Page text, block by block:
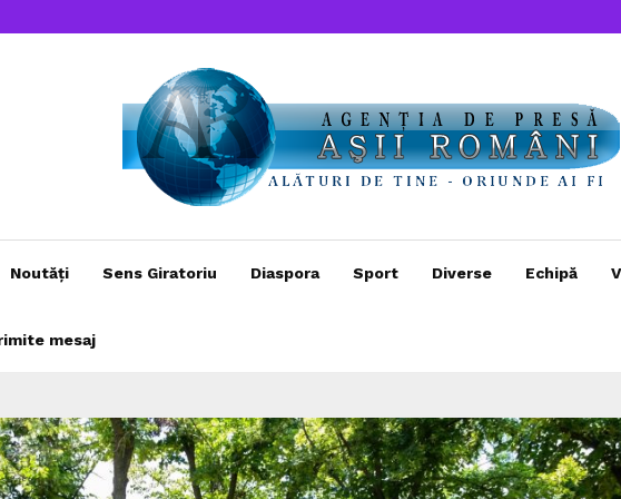
Noutăți Sens Giratoriu Diaspora Sport Diverse Echipă
mesaj